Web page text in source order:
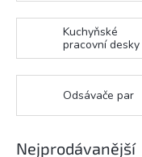
Kuchyňské
pracovní desky
Odsávače par
Nejprodávanější